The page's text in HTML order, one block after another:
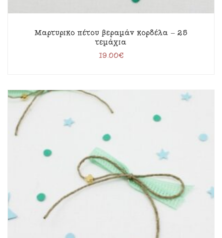
Μαρτυρικό πέτου βεραμάν κορδέλα – 25
τεμάχια
19.00€